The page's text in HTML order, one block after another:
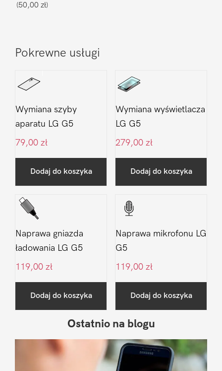
(50,00 zł)
Pokrewne usługi
Wymiana szyby
aparatu LG G5
79,00 zł
Dodaj do koszyka
Wymiana wyświetlacza
LG G5
279,00 zł
Dodaj do koszyka
Naprawa gniazda
ładowania LG G5
119,00 zł
Dodaj do koszyka
Naprawa mikrofonu LG
G5
119,00 zł
Dodaj do koszyka
Sidebar
Ostatnio na blogu